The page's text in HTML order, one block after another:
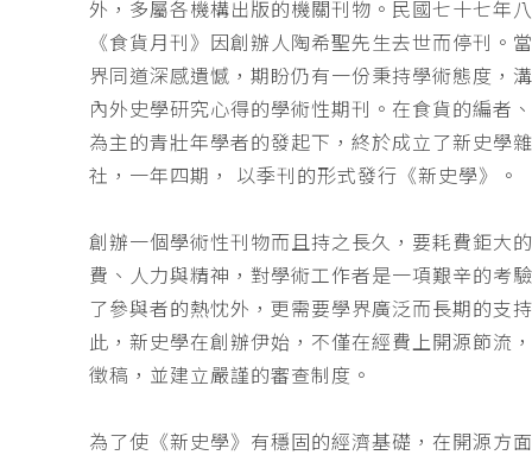
外，多屬各機構出版的機關刊物。民國七十七年
《食貨月刊》因創辦人陶希聖先生去世而停刊。
界同道深感遺憾，期盼仍有一份秉持學術態度，
內外史學研究心得的學術性期刊。在食貨的編者
為主的青壯年學者的發起下，終於成立了新史學
社，一年四期， 以季刊的形式發行《新史學》。
創辦一個學術性刊物而且持之長久，要耗費鉅大
費、人力與精神，對學術工作者是一項艱辛的考
了參與者的熱忱外，更需要學界廣泛而長期的支
此，新史學在創辦伊始，不僅在經費上開源節流
徵稿，並建立嚴謹的審查制度。
為了使《新史學》有穩固的經濟基礎，在開源方